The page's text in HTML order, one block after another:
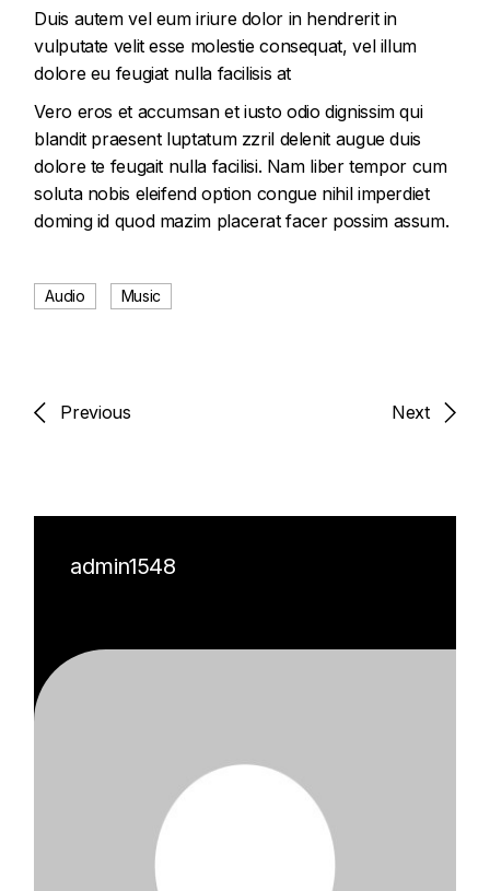
Duis autem vel eum iriure dolor in hendrerit in
vulputate velit esse molestie consequat, vel illum
dolore eu feugiat nulla facilisis at
Vero eros et accumsan et iusto odio dignissim qui
blandit praesent luptatum zzril delenit augue duis
dolore te feugait nulla facilisi. Nam liber tempor cum
soluta nobis eleifend option congue nihil imperdiet
doming id quod mazim placerat facer possim assum.
Audio Music
Previous Next
admin1548